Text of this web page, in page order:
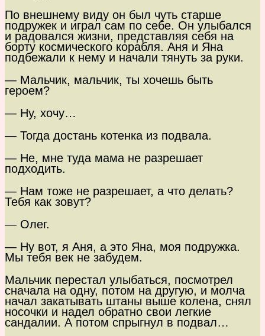
По внешнему виду он был чуть старше
подружек и играл сам по себе. Он улыбался
и радовался жизни, представляя себя на
борту космического корабля. Аня и Яна
подбежали к нему и начали тянуть за руки.
— Мальчик, мальчик, ты хочешь быть
героем?
— Ну, хочу…
— Тогда достань котенка из подвала.
— Не, мне туда мама не разрешает
подходить.
— Нам тоже не разрешает, а что делать?
Тебя как зовут?
— Олег.
— Ну вот, я Аня, а это Яна, моя подружка.
Мы тебя век не забудем.
Мальчик перестал улыбаться, посмотрел
сначала на одну, потом на другую, и молча
начал закатывать штаны выше колена, снял
носочки и надел обратно свои легкие
сандалии. А потом спрыгнул в подвал…